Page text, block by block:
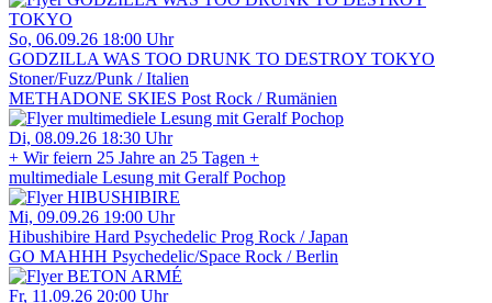
So, 06.09.26 18:00 Uhr
GODZILLA WAS TOO DRUNK TO DESTROY TOKYO
Stoner/Fuzz/Punk / Italien
METHADONE SKIES Post Rock / Rumänien
Di, 08.09.26 18:30 Uhr
+ Wir feiern 25 Jahre an 25 Tagen +
multimediale Lesung mit Geralf Pochop
Mi, 09.09.26 19:00 Uhr
Hibushibire Hard Psychedelic Prog Rock / Japan
GO MAHHH Psychedelic/Space Rock / Berlin
Fr, 11.09.26 20:00 Uhr